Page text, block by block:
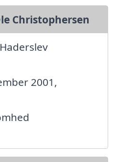
Christophersen
2001,